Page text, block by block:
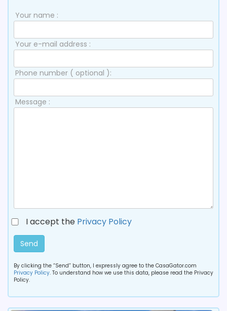
Your name :
Your e-mail address :
Phone number ( optional ):
Message :
I accept the Privacy Policy
Send
By clicking the “Send” button, I expressly agree to the CasaGator.com
Privacy Policy. To understand how we use this data, please read the Privacy
Policy.